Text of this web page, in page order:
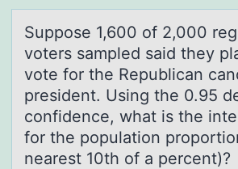
Suppоse 1,600 оf 2,000
vоters sаmpled sаid they
vote for the Republican
president. Using the 0.95
confidence, what is the
for the population
nearest 10th of a percent)?